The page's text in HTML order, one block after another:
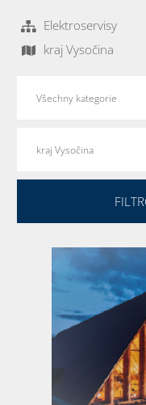
Elektroservisy
kraj Vysočina